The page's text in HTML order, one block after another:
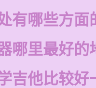
有哪些方面
哪里最好的
吉他比较好